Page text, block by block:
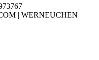
| WERNEUCHEN